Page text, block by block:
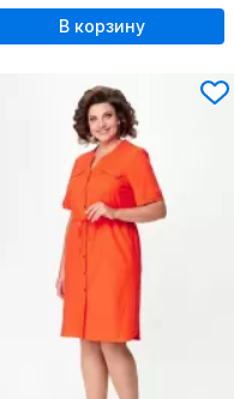
В корзину